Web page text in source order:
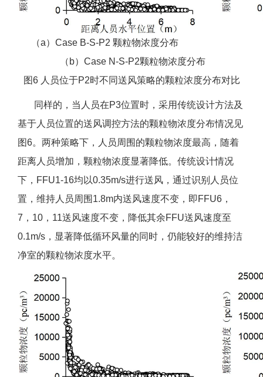
（a）Case B-S-P2 颗粒物浓度分布
（b）Case N-S-P2颗粒物浓度分布
图6 人员位于P2时不同送风策略的颗粒浓度分布对比
同样的，当人员在P3位置时，采用传统设计方法及
基于人员位置的送风调控方法的颗粒物浓度分布情况见
图6。两种策略下，人员周围的颗粒物浓度最高，随着
距离人员增加，颗粒物浓度显著降低。传统设计情况
下，FFU1-16均以0.35m/s进行送风，通过识别人员位
置，维持人员周围1.8m内送风速度不变，即FFU6，
7，10，11送风速度不变，降低其余FFU送风速度至
0.1m/s，显著降低循环风量的同时，仍能较好的维持洁
净室的颗粒物浓度水平。